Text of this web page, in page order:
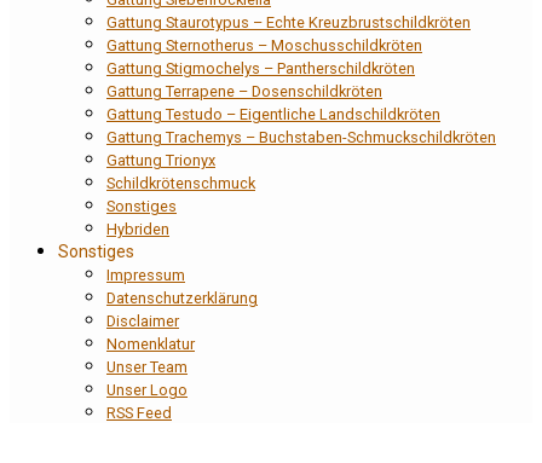
Gattung Staurotypus – Echte Kreuzbrustschildkröten
Gattung Sternotherus – Moschusschildkröten
Gattung Stigmochelys – Pantherschildkröten
Gattung Terrapene – Dosenschildkröten
Gattung Testudo – Eigentliche Landschildkröten
Gattung Trachemys – Buchstaben-Schmuckschildkröten
Gattung Trionyx
Schildkrötenschmuck
Sonstiges
Hybriden
Sonstiges
Impressum
Datenschutzerklärung
Disclaimer
Nomenklatur
Unser Team
Unser Logo
RSS Feed